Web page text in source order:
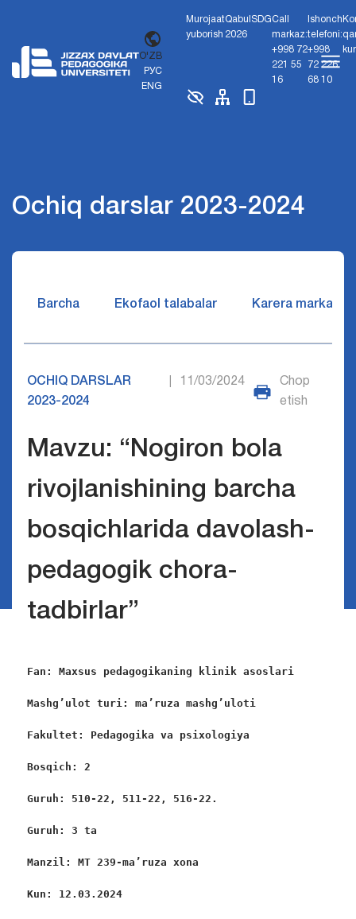
O'ZB
РУС
ENG
Murojaat
yuborish
Qabul
2026
SDGCall
markaz:
+998 72
221 55
16
Ishonch
telefoni:
+998
72 226
68 10
Ochiq darslar 2023-2024
Barcha Ekofaol talabalar Karera markazi
OCHIQ DARSLAR
2023-2024
11/03/2024
Chop
etish
Mavzu: “Nogiron bola
rivojlanishining barcha
bosqichlarida davolash-
pedagogik chora-
tadbirlar”
Fan: Maxsus pedagogikaning klinik asoslari
Mashg’ulot turi: ma’ruza mashg’uloti
Fakultet: Pedagogika va psixologiya
Bosqich: 2
Guruh: 510-22, 511-22, 516-22.
Guruh: 3 ta
Manzil: MT 239-ma’ruza xona
Kun: 12.03.2024